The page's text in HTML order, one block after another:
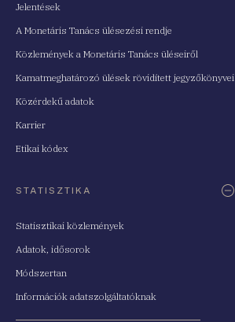
Jelentések
A Monetáris Tanács ülésezési rendje
Közlemények a Monetáris Tanács üléseiről
Kamatmeghatározó ülések rövidített jegyzőkönyvei
Közérdekű adatok
Karrier
Etikai kódex
STATISZTIKA
Statisztikai közlemények
Adatok, idősorok
Módszertan
Információk adatszolgáltatóknak